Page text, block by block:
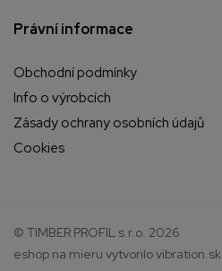
Právní informace
Obchodní podmínky
Info o výrobcích
Zásady ochrany osobních údajů
Cookies
© TIMBER PROFIL s.r.o. 2026
eshop na mieru vytvorilovibration.sk